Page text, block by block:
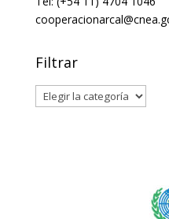
Filtrar
Filtrar